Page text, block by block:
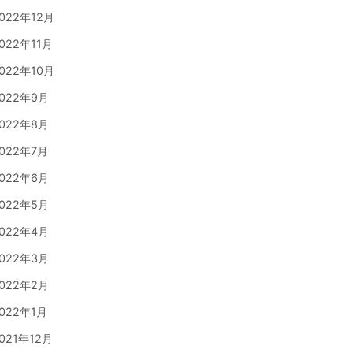
年12月
年11月
年10月
年9月
年8月
年7月
年6月
年5月
年4月
年3月
年2月
年1月
年12月